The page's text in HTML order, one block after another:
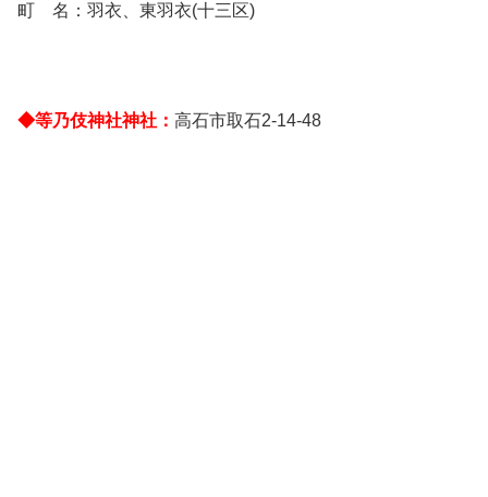
町 名：羽衣、東羽衣(十三区)
◆等乃伎神社神社： 高石市取石2-14-48